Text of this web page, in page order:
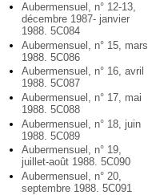
Aubermensuel, n° 12-13,
décembre 1987- janvier
1988. 5C084
Aubermensuel, n° 15, mars
1988. 5C086
Aubermensuel, n° 16, avril
1988. 5C087
Aubermensuel, n° 17, mai
1988. 5C088
Aubermensuel, n° 18, juin
1988. 5C089
Aubermensuel, n° 19,
juillet-août 1988. 5C090
Aubermensuel, n° 20,
septembre 1988. 5C091